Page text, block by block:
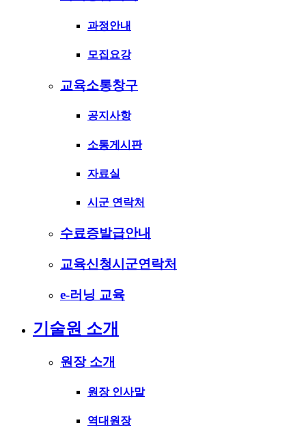
과정안내
모집요강
교육소통창구
공지사항
소통게시판
자료실
시군 연락처
수료증발급안내
교육신청시군연락처
e-러닝 교육
기술원 소개
원장 소개
원장 인사말
역대원장